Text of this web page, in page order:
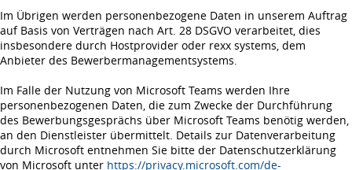
Im Übrigen werden personenbezogene Daten in unserem Auftrag
auf Basis von Verträgen nach Art. 28 DSGVO verarbeitet, dies
insbesondere durch Hostprovider oder rexx systems, dem
Anbieter des Bewerbermanagementsystems.
Im Falle der Nutzung von Microsoft Teams werden Ihre
personenbezogenen Daten, die zum Zwecke der Durchführung
des Bewerbungsgesprächs über Microsoft Teams benötig werden,
an den Dienstleister übermittelt. Details zur Datenverarbeitung
durch Microsoft entnehmen Sie bitte der Datenschutzerklärung
von Microsoft unter https://privacy.microsoft.com/de-